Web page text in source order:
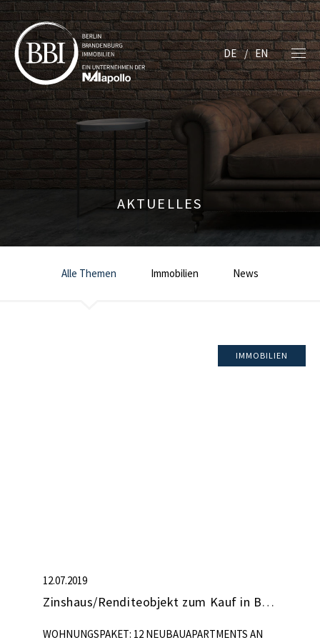
DE EN
AKTUELLES
Alle Themen Immobilien News
IMMOBILIEN
12.07.2019
Zinshaus/Renditeobjekt zum Kauf in Berlin (nicht mehr verfügbar)
WOHNUNGSPAKET: 12 NEUBAUAPARTMENTS AN